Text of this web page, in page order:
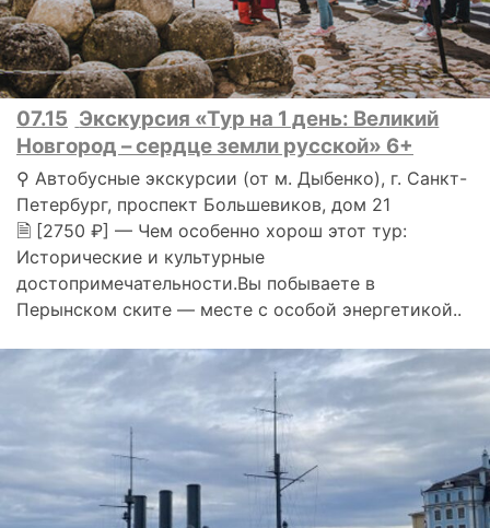
07.15 Экскурсия «Тур на 1 день: Великий
Новгород – сердце земли русской» 6+
⚲ Автобусные экскурсии (от м. Дыбенко), г. Санкт-
Петербург, проспект Большевиков, дом 21
🗎 [2750 ₽] — Чем особенно хорош этот тур:
Исторические и культурные
достопримечательности.Вы побываете в
Перынском ските — месте с особой энергетикой..